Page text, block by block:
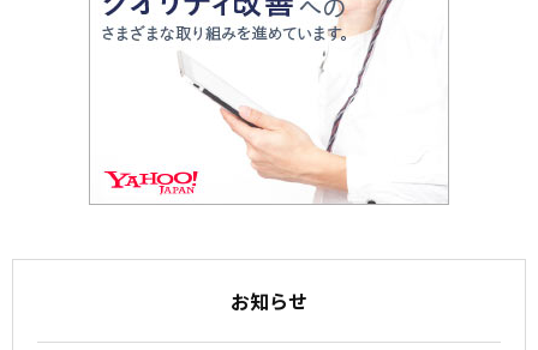
お知らせ